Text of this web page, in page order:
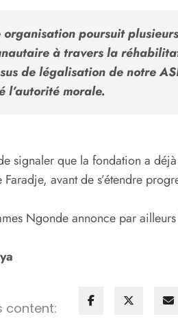
organisation poursuit
à travers la
de légalisation de notre
l’autorité morale.
signaler que la fondation a
avant de s’étendre
Ngonde annonce par
content: